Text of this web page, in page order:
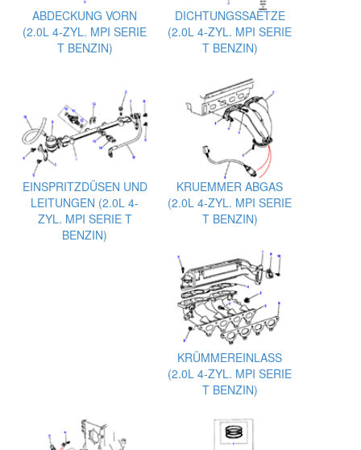
ABDECKUNG VORN
(2.0L 4-ZYL. MPI SERIE
T BENZIN)
DICHTUNGSSAETZE
(2.0L 4-ZYL. MPI SERIE
T BENZIN)
EINSPRITZDÜSEN UND
LEITUNGEN (2.0L 4-
ZYL. MPI SERIE T
BENZIN)
KRUEMMER ABGAS
(2.0L 4-ZYL. MPI SERIE
T BENZIN)
KRÜMMEREINLASS
(2.0L 4-ZYL. MPI SERIE
T BENZIN)